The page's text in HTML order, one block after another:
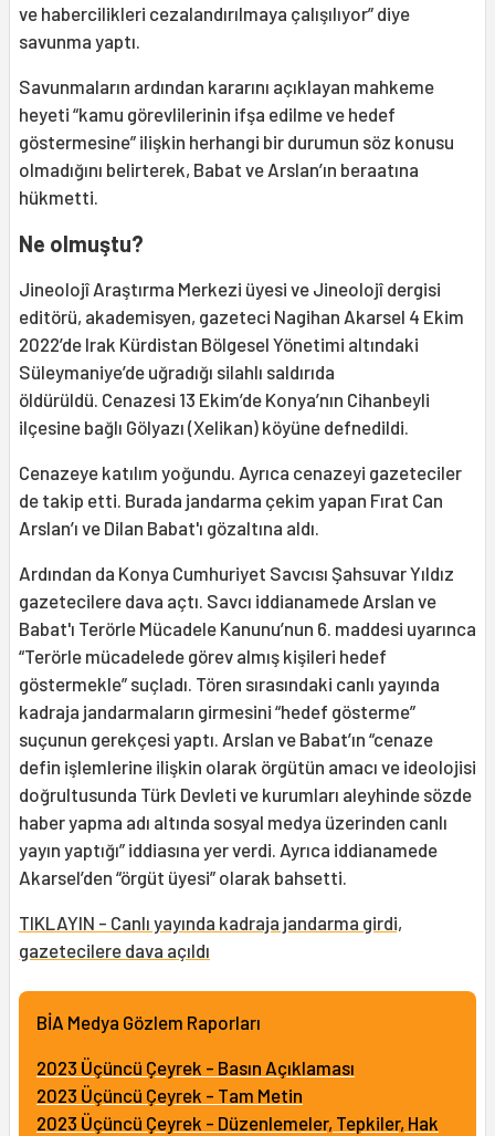
ve habercilikleri cezalandırılmaya çalışılıyor” diye
savunma yaptı.
Savunmaların ardından kararını açıklayan mahkeme
heyeti “kamu görevlilerinin ifşa edilme ve hedef
göstermesine” ilişkin herhangi bir durumun söz konusu
olmadığını belirterek, Babat ve Arslan’ın beraatına
hükmetti.
Ne olmuştu?
Jineolojî Araştırma Merkezi üyesi ve Jineolojî dergisi
editörü, akademisyen, gazeteci Nagihan Akarsel 4 Ekim
2022’de Irak Kürdistan Bölgesel Yönetimi altındaki
Süleymaniye’de uğradığı silahlı saldırıda
öldürüldü. Cenazesi 13 Ekim’de Konya’nın Cihanbeyli
ilçesine bağlı Gölyazı (Xelikan) köyüne defnedildi.
Cenazeye katılım yoğundu. Ayrıca cenazeyi gazeteciler
de takip etti. Burada jandarma çekim yapan Fırat Can
Arslan’ı ve Dilan Babat'ı gözaltına aldı.
Ardından da Konya Cumhuriyet Savcısı Şahsuvar Yıldız
gazetecilere dava açtı. Savcı iddianamede Arslan ve
Babat'ı Terörle Mücadele Kanunu’nun 6. maddesi uyarınca
“Terörle mücadelede görev almış kişileri hedef
göstermekle” suçladı. Tören sırasındaki canlı yayında
kadraja jandarmaların girmesini “hedef gösterme”
suçunun gerekçesi yaptı. Arslan ve Babat’ın “cenaze
defin işlemlerine ilişkin olarak örgütün amacı ve ideolojisi
doğrultusunda Türk Devleti ve kurumları aleyhinde sözde
haber yapma adı altında sosyal medya üzerinden canlı
yayın yaptığı” iddiasına yer verdi. Ayrıca iddianamede
Akarsel’den “örgüt üyesi” olarak bahsetti.
TIKLAYIN - Canlı yayında kadraja jandarma girdi,
gazetecilere dava açıldı
BİA Medya Gözlem Raporları
2023 Üçüncü Çeyrek - Basın Açıklaması
2023 Üçüncü Çeyrek - Tam Metin
2023 Üçüncü Çeyrek - Düzenlemeler, Tepkiler, Hak